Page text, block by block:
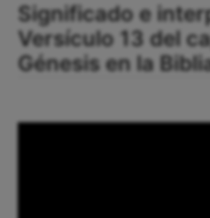
Significado e
Versículo 13 del
Génesis en la